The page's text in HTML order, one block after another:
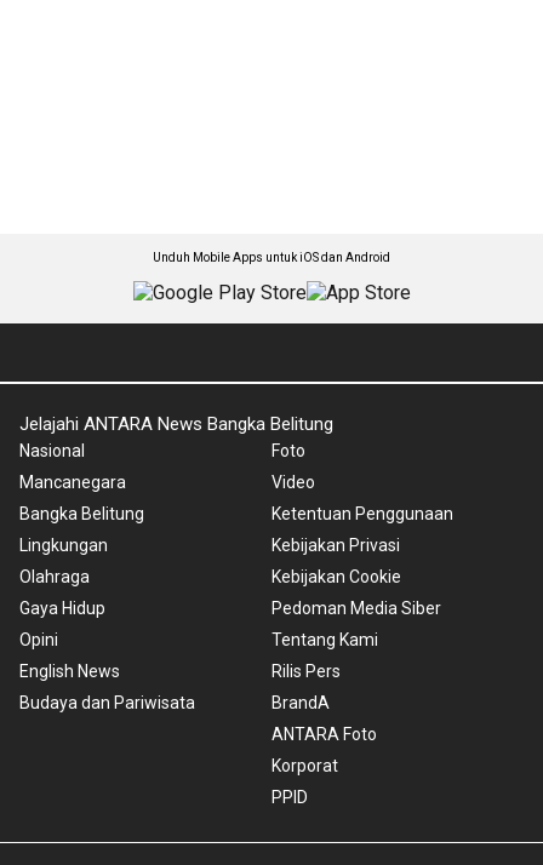
Unduh Mobile Apps untuk iOS dan Android
Jelajahi ANTARA News Bangka Belitung
Nasional
Mancanegara
Bangka Belitung
Lingkungan
Olahraga
Gaya Hidup
Opini
English News
Budaya dan Pariwisata
Foto
Video
Ketentuan Penggunaan
Kebijakan Privasi
Kebijakan Cookie
Pedoman Media Siber
Tentang Kami
Rilis Pers
BrandA
ANTARA Foto
Korporat
PPID